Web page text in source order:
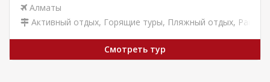
Алматы
Активный отдых, Горящие туры, Пляжный отдых,
Смотреть тур